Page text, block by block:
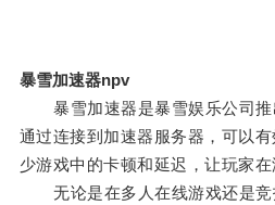
暴雪加速器npv
暴雪加速器是暴雪娱乐公司推
通过连接到加速器服务器，可以
少游戏中的卡顿和延迟，让玩家在
无论是在多人在线游戏还是竞